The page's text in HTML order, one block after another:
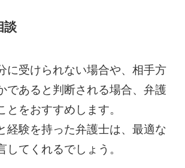
談
に受けられない場合や、相手方
であると判断される場合、弁護
とをおすすめします。
経験を持った弁護士は、最適な
してくれるでしょう。